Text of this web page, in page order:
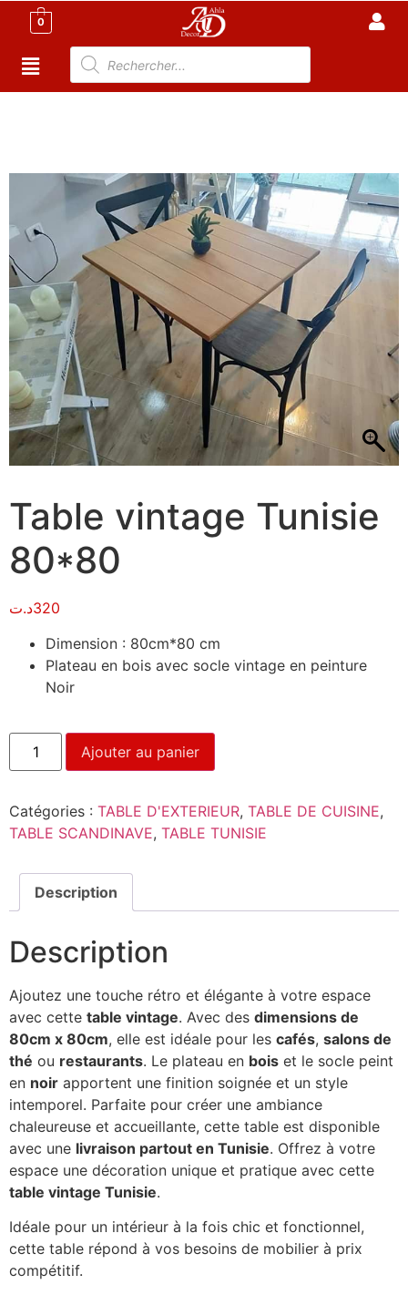
0
Table vintage Tunisie
80*80
320د.ت
Dimension : 80cm*80 cm
Plateau en bois avec socle vintage en peinture
Noir
Ajouter au panier
Catégories : TABLE D'EXTERIEUR, TABLE DE CUISINE,
TABLE SCANDINAVE, TABLE TUNISIE
Description
Description
Ajoutez une touche rétro et élégante à votre espace
avec cette table vintage. Avec des dimensions de
80cm x 80cm, elle est idéale pour les cafés, salons de
thé ou restaurants. Le plateau en bois et le socle peint
en noir apportent une finition soignée et un style
intemporel. Parfaite pour créer une ambiance
chaleureuse et accueillante, cette table est disponible
avec une livraison partout en Tunisie. Offrez à votre
espace une décoration unique et pratique avec cette
table vintage Tunisie.
Idéale pour un intérieur à la fois chic et fonctionnel,
cette table répond à vos besoins de mobilier à prix
compétitif.